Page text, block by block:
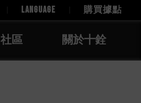
LANGUAGE 購買據點
社區 關於十銓